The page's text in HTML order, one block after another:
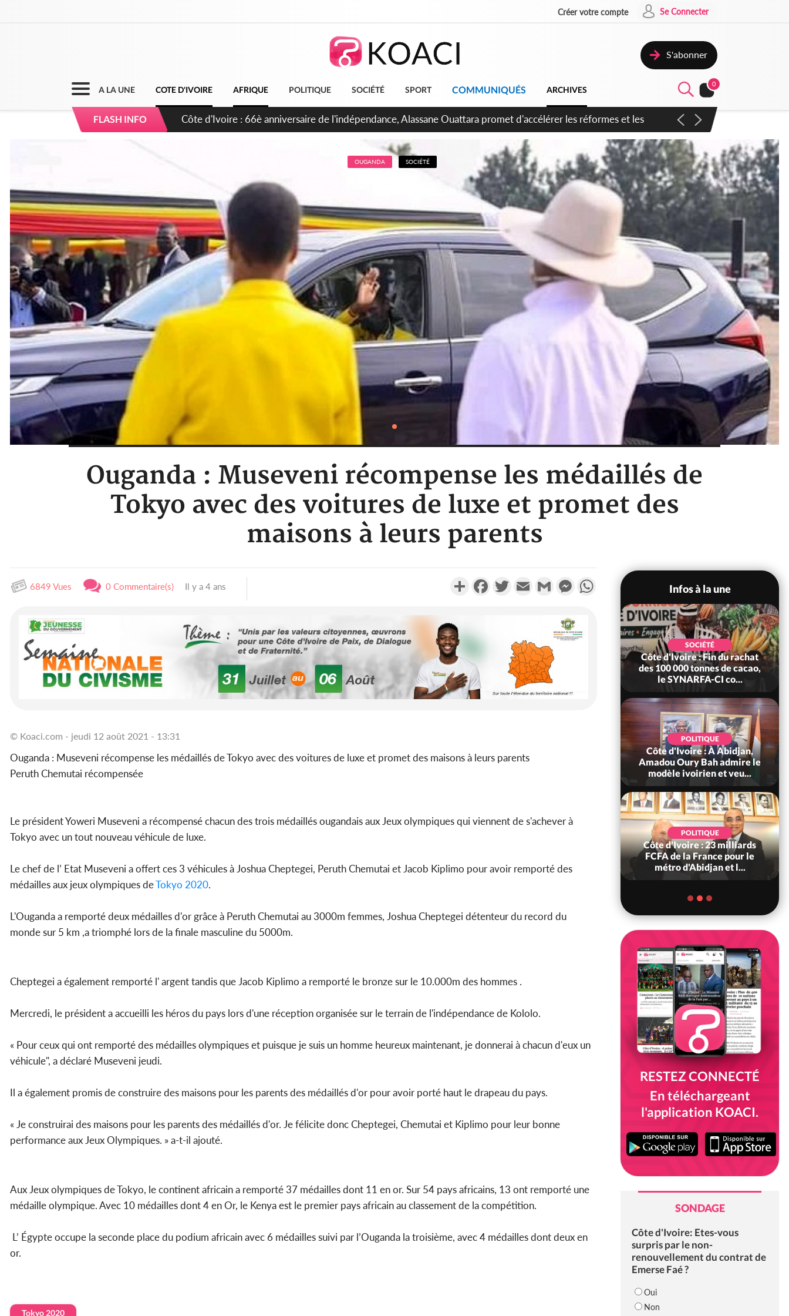
Créer votre compte Se Connecter
S'abonner
A LA UNE COTE D'IVOIRE AFRIQUE POLITIQUE SOCIÉTÉ SPORT COMMUNIQUÉS ARCHIVES
0
FLASH INFO
Côte d'Ivoire : À Abidjan, Amadou Oury Bah admire le modèle ivoirien et veut s'en inspirer pour accélérer le
OUGANDA SOCIÉTÉ
Ouganda : Museveni récompense les médaillés de
Tokyo avec des voitures de luxe et promet des
maisons à leurs parents
6849 Vues 0 Commentaire(s) Il y a 4 ans PartagerFacebookTwitterEmail Gmail MessengerWhatsApp
© Koaci.com - jeudi 12 août 2021 - 13:31
Ouganda : Museveni récompense les médaillés de Tokyo avec des voitures de luxe et promet des maisons à leurs parents
Peruth Chemutai récompensée
Le président Yoweri Museveni a récompensé chacun des trois médaillés ougandais aux Jeux olympiques qui viennent de s'achever à
Tokyo avec un tout nouveau véhicule de luxe.
Le chef de l’ Etat Museveni a offert ces 3 véhicules à Joshua Cheptegei, Peruth Chemutai et Jacob Kiplimo pour avoir remporté des
médailles aux jeux olympiques deTokyo 2020.
L'Ouganda a remporté deux médailles d'or grâce à Peruth Chemutai au 3000m femmes, Joshua Cheptegei détenteur du record du
monde sur 5 km ,a triomphé lors de la finale masculine du 5000m.
Cheptegei a également remporté l' argent tandis que Jacob Kiplimo a remporté le bronze sur le 10.000m des hommes .
Mercredi, le président a accueilli les héros du pays lors d'une réception organisée sur le terrain de l'indépendance de Kololo.
« Pour ceux qui ont remporté des médailles olympiques et puisque je suis un homme heureux maintenant, je donnerai à chacun d'eux un
véhicule", a déclaré Museveni jeudi.
Il a également promis de construire des maisons pour les parents des médaillés d'or pour avoir porté haut le drapeau du pays.
« Je construirai des maisons pour les parents des médaillés d'or. Je félicite donc Cheptegei, Chemutai et Kiplimo pour leur bonne
performance aux Jeux Olympiques. » a-t-il ajouté.
Aux Jeux olympiques de Tokyo, le continent africain a remporté 37 médailles dont 11 en or. Sur 54 pays africains, 13 ont remporté une
médaille olympique. Avec 10 médailles dont 4 en Or, le Kenya est le premier pays africain au classement de la compétition.
L’ Égypte occupe la seconde place du podium africain avec 6 médailles suivi par l’Ouganda la troisième, avec 4 médailles dont deux en
or.
Tokyo 2020
Infos à la une
POLITIQUE
Côte d'Ivoire : Fête nationale,
Alassane Ouattara accorde
la grâce à 4 661...
l'indépendance, Alassane
conseiller de Soro a recou...
SOCIÉTÉ
Côte d'Ivoire : Fin du rachat
des 100 000 tonnes de cacao,
le SYNARFA-CI co...
POLITIQUE
Côte d'Ivoire : À Abidjan,
Amadou Oury Bah admire le
modèle ivoirien et veu...
POLITIQUE
Côte d'Ivoire : 23 milliards
FCFA de la France pour le
métro d'Abidjan et l...
RESTEZ CONNECTÉ
En téléchargeant
l'application KOACI.
SONDAGE
Côte d'Ivoire: Etes-vous
surpris par le non-
renouvellement du contrat de
Emerse Faé ?
Oui
Non